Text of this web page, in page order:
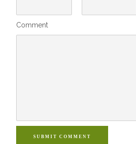
Comment
SUBMIT COMMENT